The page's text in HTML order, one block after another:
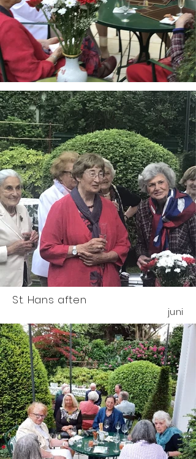
St. Hans aften
juni